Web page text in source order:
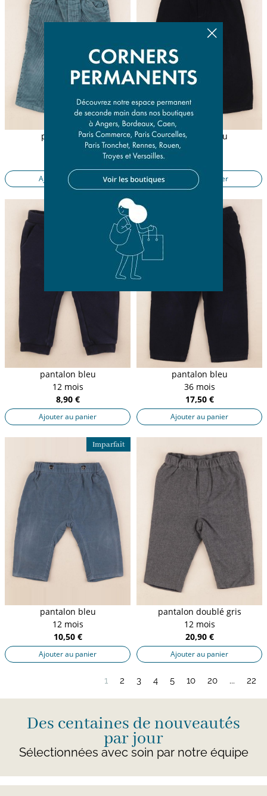
pantalon vert
Ajouter au panier
pantalon bleu
Ajouter au panier
Imparfait
pantalon bleu
12 mois
8,90 €
Ajouter au panier
pantalon bleu
36 mois
17,50 €
Ajouter au panier
Imparfait
pantalon bleu
12 mois
10,50 €
Ajouter au panier
pantalon doublé gris
12 mois
20,90 €
Ajouter au panier
1 2 3 4 5 10 20 ... 22
Des centaines de nouveautés
par jour
Sélectionnées avec soin par notre équipe